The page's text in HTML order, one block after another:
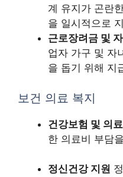
계 유지가 곤란
을 일시적으로
근로장려금 및
업자 가구 및 자
을 돕기 위해 지
보건 의료 복지
건강보험 및 의
한 의료비 부담
정신건강 지원